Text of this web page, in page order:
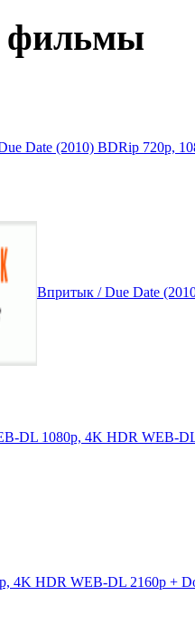
фильмы
Date (2010) BDRip 720p,
Впритык / Due Date
DL 1080p, 4K HDR WEB-
4K HDR WEB-DL 2160p +